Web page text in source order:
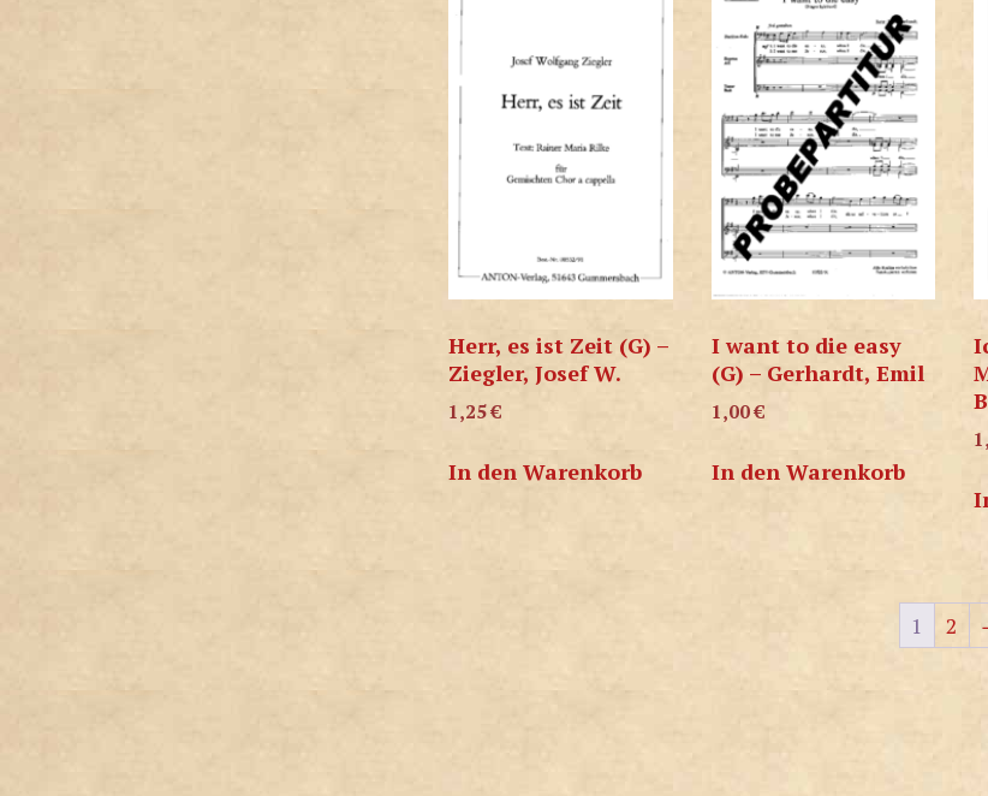
Herr, es ist Zeit (G) –
Ziegler, Josef W.
1,25€
In den Warenkorb
I want to die easy
(G) – Gerhardt, Emil
1,00€
In den Warenkorb
1 2